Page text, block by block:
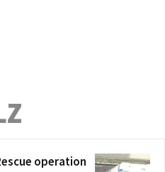
operation